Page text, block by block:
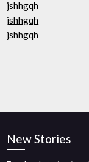
jshhgqh
jshhgqh
jshhgqh
New Stories